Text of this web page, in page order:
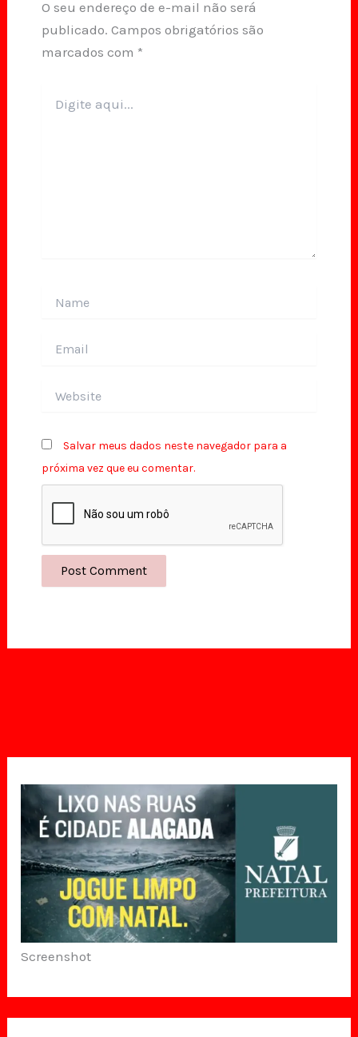
Screenshot
O seu endereço de e-mail não será
publicado. Campos obrigatórios são
marcados com *
aqui...
Salvar meus dados neste navegador para a
próxima vez que eu comentar.